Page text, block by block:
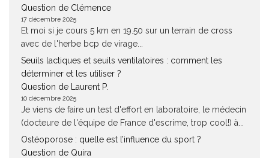
Question de Clémence
17 décembre 2025
Et moi si je cours 5 km en 19.50 sur un terrain de cross
avec de l'herbe bcp de virage...
Seuils lactiques et seuils ventilatoires : comment les
déterminer et les utiliser ?
Question de Laurent P.
10 décembre 2025
Je viens de faire un test d'effort en laboratoire, le médecin
(docteure de l'équipe de France d'escrime, trop cool!) à...
Ostéoporose : quelle est l’influence du sport ?
Question de Quira